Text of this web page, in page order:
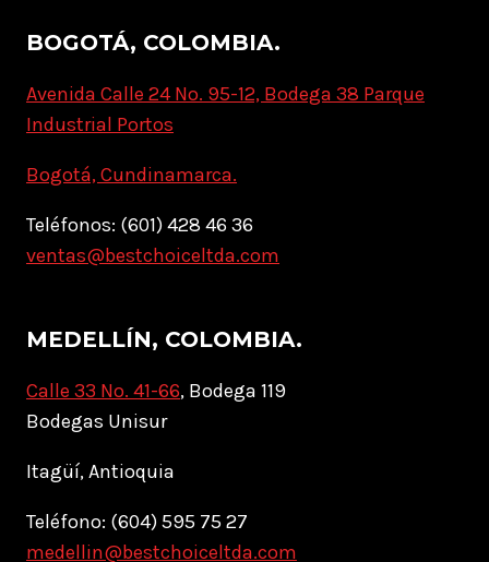
BOGOTÁ, COLOMBIA.
Avenida Calle 24 No. 95-12, Bodega 38 Parque
Industrial Portos
Bogotá, Cundinamarca.
Teléfonos: (601) 428 46 36
ventas@bestchoiceltda.com
MEDELLÍN, COLOMBIA.
Calle 33 No. 41-66, Bodega 119
Bodegas Unisur
Itagüí, Antioquia
Teléfono: (604) 595 75 27
medellin@bestchoiceltda.com